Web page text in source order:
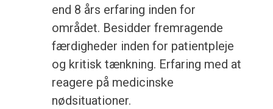
end 8 års erfaring inden for
området. Besidder fremragende
færdigheder inden for patientpleje
og kritisk tænkning. Erfaring med at
reagere på medicinske
nødsituationer.